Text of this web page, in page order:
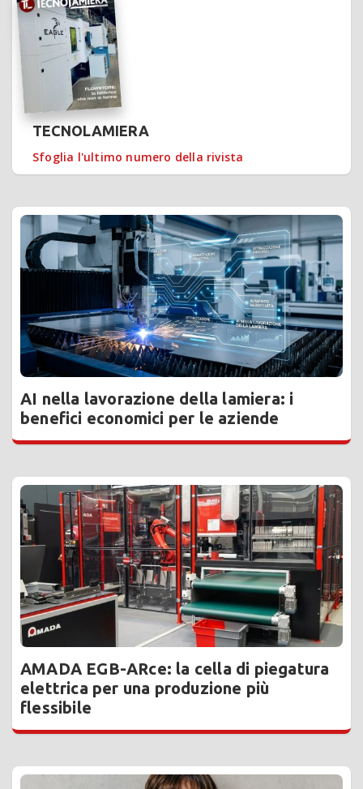
TECNOLAMIERA
Sfoglia l'ultimo numero della rivista
AI nella lavorazione della lamiera: i
benefici economici per le aziende
AMADA EGB-ARce: la cella di piegatura
elettrica per una produzione più
flessibile